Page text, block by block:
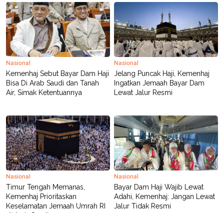
Nasional
Kemenhaj Sebut Bayar Dam Haji
Bisa Di Arab Saudi dan Tanah
Air, Simak Ketentuannya
Nasional
Jelang Puncak Haji, Kemenhaj
Ingatkan Jemaah Bayar Dam
Lewat Jalur Resmi
Nasional
Timur Tengah Memanas,
Kemenhaj Prioritaskan
Keselamatan Jemaah Umrah RI
Nasional
Bayar Dam Haji Wajib Lewat
Adahi, Kemenhaj: Jangan Lewat
Jalur Tidak Resmi